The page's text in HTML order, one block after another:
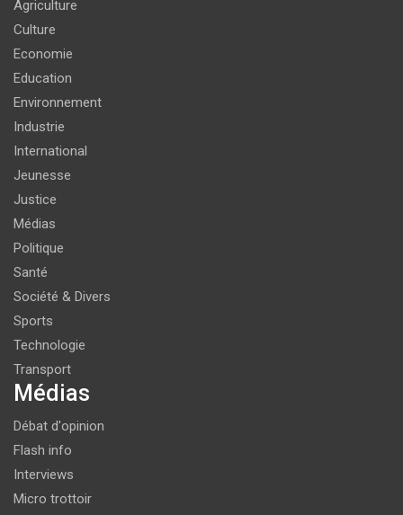
Agriculture
Culture
Economie
Education
Environnement
Industrie
International
Jeunesse
Justice
Médias
Politique
Santé
Société & Divers
Sports
Technologie
Transport
Médias
Débat d'opinion
Flash info
Interviews
Micro trottoir